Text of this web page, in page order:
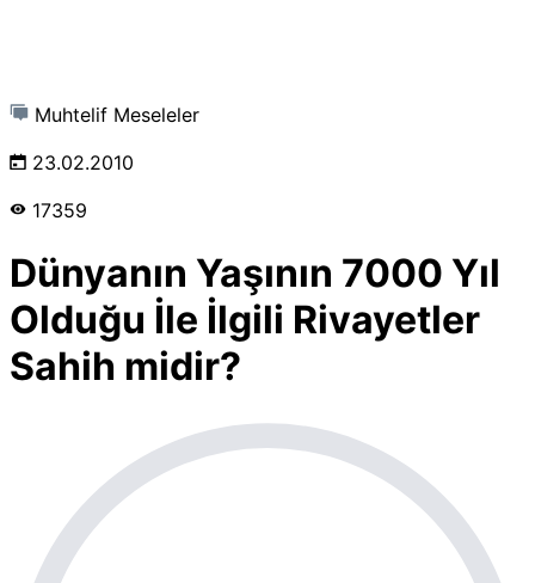
Muhtelif Meseleler
23.02.2010
17359
Dünyanın Yaşının 7000 Yıl
Olduğu İle İlgili Rivayetler
Sahih midir?